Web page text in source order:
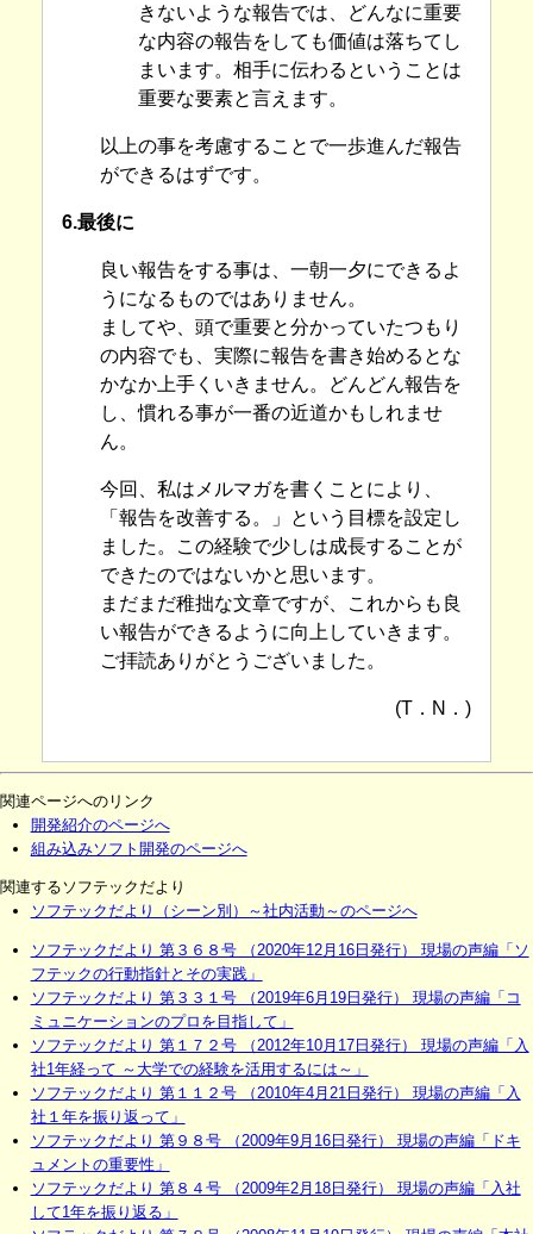
きないような報告では、どんなに重要
な内容の報告をしても価値は落ちてし
まいます。相手に伝わるということは
重要な要素と言えます。
以上の事を考慮することで一歩進んだ報告
ができるはずです。
6.最後に
良い報告をする事は、一朝一夕にできるよ
うになるものではありません。
ましてや、頭で重要と分かっていたつもり
の内容でも、実際に報告を書き始めるとな
かなか上手くいきません。どんどん報告を
し、慣れる事が一番の近道かもしれませ
ん。
今回、私はメルマガを書くことにより、
「報告を改善する。」という目標を設定し
ました。この経験で少しは成長することが
できたのではないかと思います。
まだまだ稚拙な文章ですが、これからも良
い報告ができるように向上していきます。
ご拝読ありがとうございました。
(T．N．)
関連ページへのリンク
開発紹介のページへ
組み込みソフト開発のページへ
関連するソフテックだより
ソフテックだより（シーン別）～社内活動～のページへ
ソフテックだより 第３６８号 （2020年12月16日発行） 現場の声編「ソ
フテックの行動指針とその実践」
ソフテックだより 第３３１号 （2019年6月19日発行） 現場の声編「コ
ミュニケーションのプロを目指して」
ソフテックだより 第１７２号 （2012年10月17日発行） 現場の声編「入
社1年経って ～大学での経験を活用するには～」
ソフテックだより 第１１２号 （2010年4月21日発行） 現場の声編「入
社１年を振り返って」
ソフテックだより 第９８号 （2009年9月16日発行） 現場の声編「ドキ
ュメントの重要性」
ソフテックだより 第８４号 （2009年2月18日発行） 現場の声編「入社
して1年を振り返る」